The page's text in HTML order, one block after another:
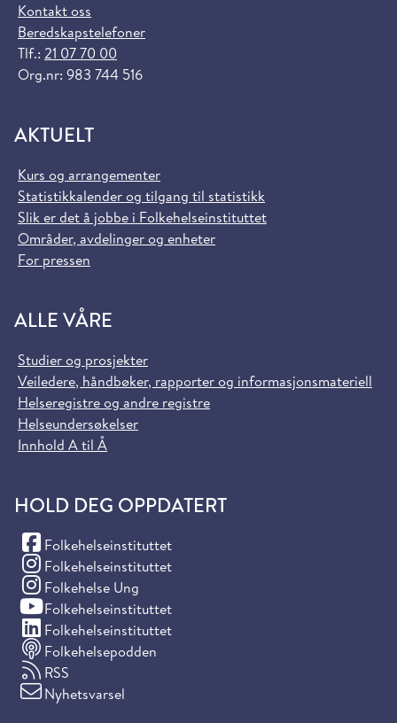
Kontakt oss
Beredskapstelefoner
Tlf.: 21 07 70 00
Org.nr: 983 744 516
AKTUELT
Kurs og arrangementer
Statistikkalender og tilgang til statistikk
Slik er det å jobbe i Folkehelseinstituttet
Områder, avdelinger og enheter
For pressen
ALLE VÅRE
Studier og prosjekter
Veiledere, håndbøker, rapporter og informasjonsmateriell
Helseregistre og andre registre
Helseundersøkelser
Innhold A til Å
HOLD DEG OPPDATERT
Folkehelseinstituttet
(Facebook)
Folkehelseinstituttet
(Instagram)
Folkehelse Ung
(Instagram)
Folkehelseinstituttet
(YouTube)
Folkehelseinstituttet
(LinkedIn)
Folkehelsepodden
RSS
Nyhetsvarsel